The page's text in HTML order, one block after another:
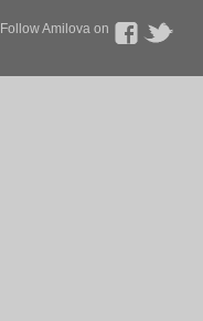
Follow Amilova on